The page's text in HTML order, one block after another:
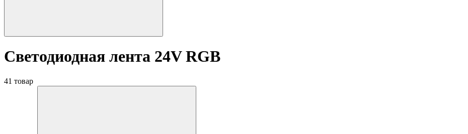
Светодиодная лента 24V RGB
41 товар